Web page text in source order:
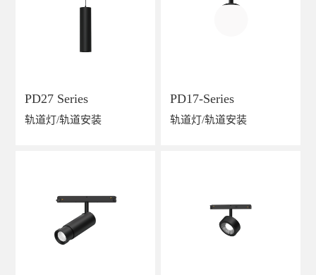
PD27 Series
轨道灯/轨道安装
PD17-Series
轨道灯/轨道安装